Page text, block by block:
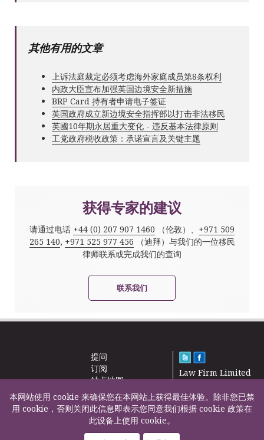
其他有用的文章
上诉法庭裁定必须考虑海外家庭成员第8条权利
内政大臣宣布加强英国边境安全新措施
BRP Card 持有者申请电子签证
英国政府成立新边境安全指挥部以打击非法移民
英國10年期永居重大变化 - 违反基本法律原则
工党政府税收政策：承诺宣言及关键主题
获得专家的建议
请通过电话 +44 (0) 207 907 1460 （伦敦）、 +971 509
265 140, +971 525 977 456 （迪拜）与我们的一位移民
律师联系或完成我们的查询
联系我们
提问
订阅
站点地图
新闻
联系我们
Law Firm Limited
F200500002
本网站使用 cookie 来确保您在本网站上获得最佳体验。除非您已禁
用 cookie，否则关闭此信息即表示您同意我们根据 cookie 政策在
此设备上使用 cookie。